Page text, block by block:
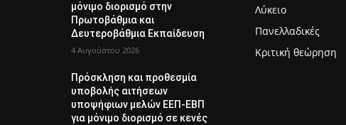
μόνιμο διορισμό στην
Πρωτοβάθμια και
Δευτεροβάθμια Εκπαίδευση
4 Αυγούστου 2026
Πρόσκληση και προθεσμία
υποβολής αιτήσεων
υποψήφιων μελών ΕΕΠ-ΕΒΠ
για μόνιμο διορισμό σε κενές
Λύκειο
Πανελλαδικές
Κριτική θεώρηση